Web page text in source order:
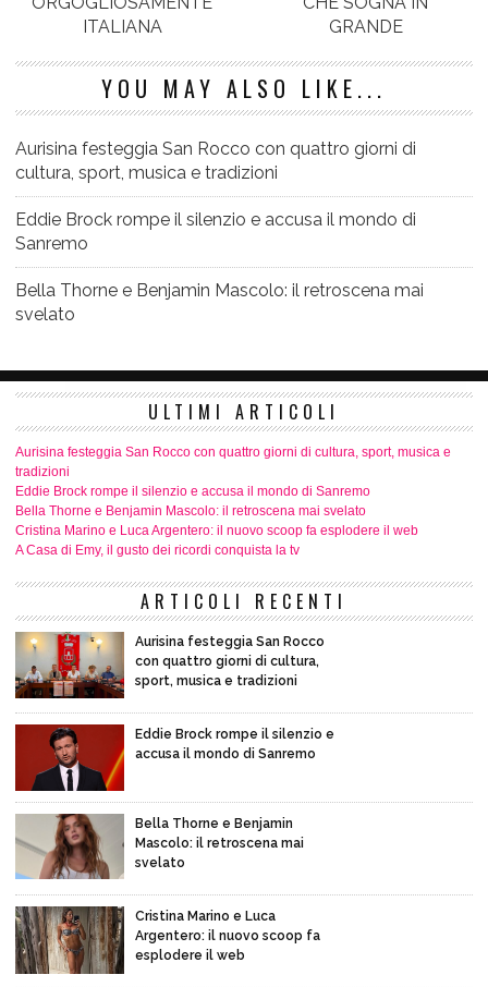
ITALIANA
GRANDE
YOU MAY ALSO LIKE...
Aurisina festeggia San Rocco con quattro giorni di
cultura, sport, musica e tradizioni
Eddie Brock rompe il silenzio e accusa il mondo di
Sanremo
Bella Thorne e Benjamin Mascolo: il retroscena mai
svelato
ULTIMI ARTICOLI
Aurisina festeggia San Rocco con quattro giorni di cultura, sport, musica e
tradizioni
Eddie Brock rompe il silenzio e accusa il mondo di Sanremo
Bella Thorne e Benjamin Mascolo: il retroscena mai svelato
Cristina Marino e Luca Argentero: il nuovo scoop fa esplodere il web
A Casa di Emy, il gusto dei ricordi conquista la tv
ARTICOLI RECENTI
Aurisina festeggia San Rocco
con quattro giorni di cultura,
sport, musica e tradizioni
Eddie Brock rompe il silenzio e
accusa il mondo di Sanremo
Bella Thorne e Benjamin
Mascolo: il retroscena mai
svelato
Cristina Marino e Luca
Argentero: il nuovo scoop fa
esplodere il web